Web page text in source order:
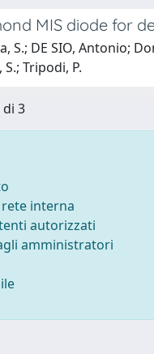
MIS diode for
S.; DE SIO, Antonio;
Tripodi, P.
3
interna
autorizzati
amministratori